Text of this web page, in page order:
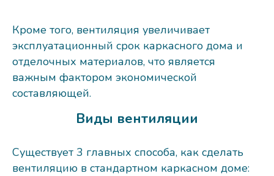
Кроме того, вентиляция увеличивает
эксплуатационный срок каркасного дома и
отделочных материалов, что является
важным фактором экономической
составляющей.
Виды вентиляции
Существует 3 главных способа, как сделать
вентиляцию в стандартном каркасном доме: